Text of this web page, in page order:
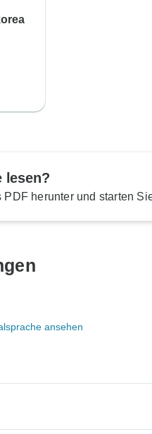
lesen?
PDF herunter und starten
ansehen